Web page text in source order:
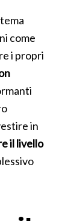
come
i propri
in
il livello